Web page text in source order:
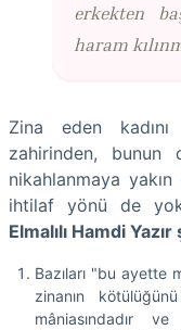
erkekten
haram
Zina eden
zahirinden, bunun
nikahlanmaya
ihtilaf yönü de
Elmalılı Hamdi
Bazıları "bu ayette
zinanın
mâniasındadır